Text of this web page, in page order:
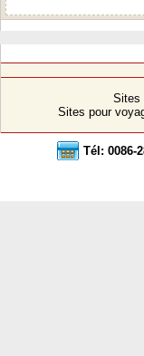
Sites
Sites pour
Tél: 0086-